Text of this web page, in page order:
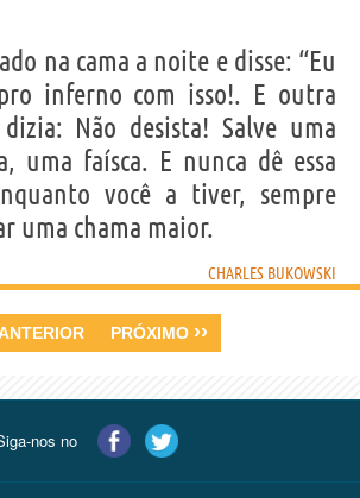
na cama a noite e disse: “Eu
inferno com isso!. E outra
Não desista! Salve uma
uma faísca. E nunca dê essa
você a tiver, sempre
uma chama maior.
CHARLES BUKOWSKI
PRÓXIMO ››
nos no